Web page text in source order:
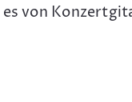
von